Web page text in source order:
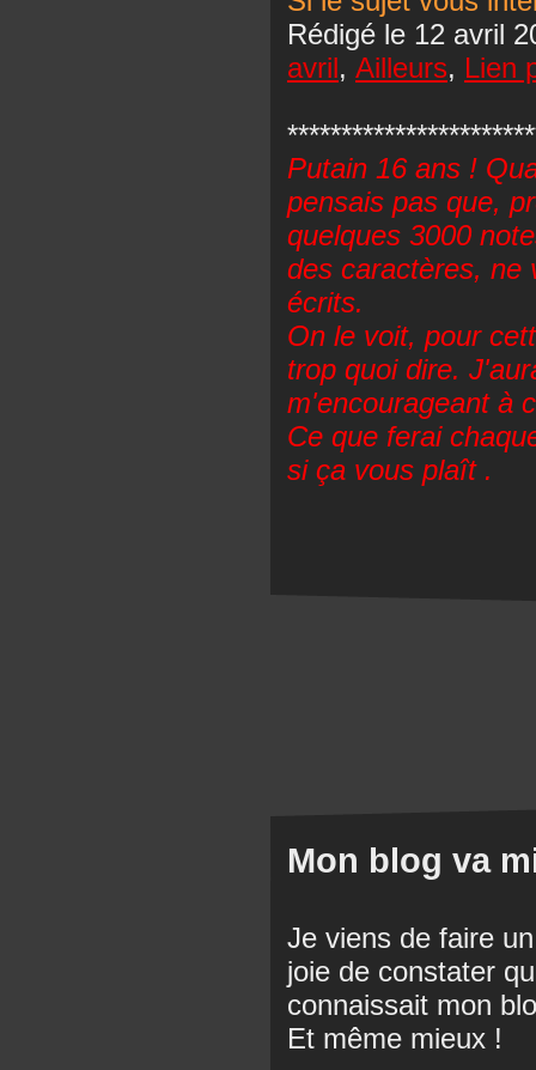
Rédigé le 12 avril
avril, Ailleurs, Lien
Putain 16 ans !
pensais pas que,
quelques 3000
des caractères, ne
écrits.
On le voit, pour
trop quoi dire.
m'encourageant à
Ce que ferai
si ça vous plaît .
Mon blog va
Je viens de faire
joie de constater
connaissait mon
Et même mieux !